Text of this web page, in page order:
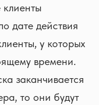
клиенты
дате действия
у которых
времени.
заканчивается
то они будут